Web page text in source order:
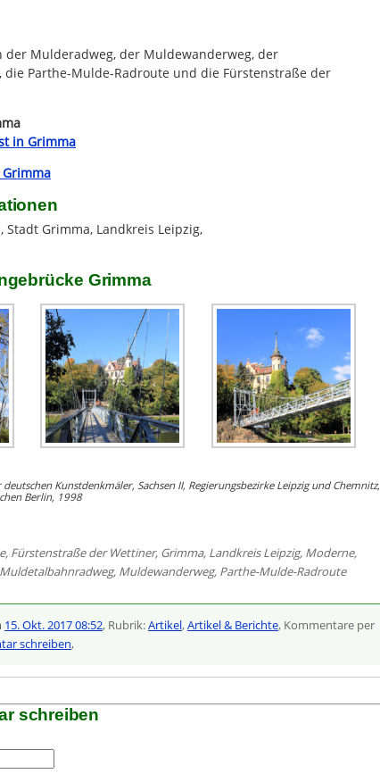
der Mulderadweg, der Muldewanderweg, der
Parthe-Mulde-Radroute und die Fürstenstraße der
in Grimma
Stadt Grimma, Landkreis Leipzig,
Grimma
Kunstdenkmäler, Sachsen II, Regierungsbezirke Leipzig und Chemnitz,
Berlin, 1998
, Fürstenstraße der Wettiner, Grimma, Landkreis Leipzig, Moderne,
Muldetalbahnradweg, Muldewanderweg, Parthe-Mulde-Radroute
15. Okt. 2017 08:52, Rubrik:Artikel,Artikel & Berichte, Kommentare per
schreiben,
schreiben